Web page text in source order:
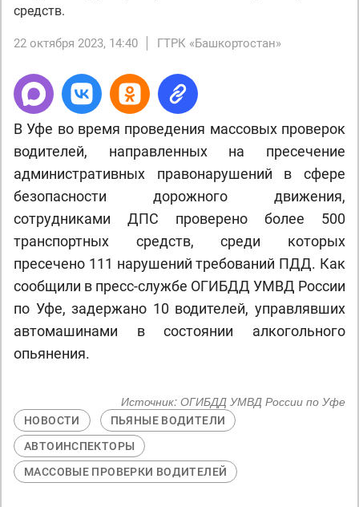
средств.
22 октября 2023, 14:40 ГТРК «Башкортостан»
В Уфе во время проведения массовых проверок
водителей, направленных на пресечение
административных правонарушений в сфере
безопасности дорожного движения,
сотрудниками ДПС проверено более 500
транспортных средств, среди которых
пресечено 111 нарушений требований ПДД. Как
сообщили в пресс-службе ОГИБДД УМВД России
по Уфе, задержано 10 водителей, управлявших
автомашинами в состоянии алкогольного
опьянения.
Источник: ОГИБДД УМВД России по Уфе
НОВОСТИ
ПЬЯНЫЕ ВОДИТЕЛИ
АВТОИНСПЕКТОРЫ
МАССОВЫЕ ПРОВЕРКИ ВОДИТЕЛЕЙ